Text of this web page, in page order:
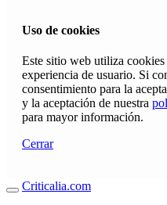
Uso de cookies
Este sitio web utiliza
experiencia de usuario. Si
consentimiento para la
y la aceptación de nuestra
para mayor información.
Cerrar
Criticalia.com